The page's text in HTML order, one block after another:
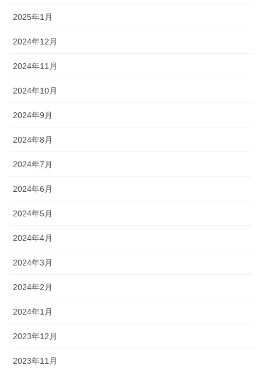
2025年1月
2024年12月
2024年11月
2024年10月
2024年9月
2024年8月
2024年7月
2024年6月
2024年5月
2024年4月
2024年3月
2024年2月
2024年1月
2023年12月
2023年11月